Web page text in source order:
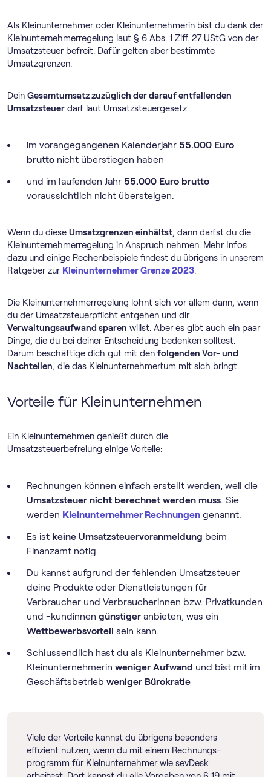
Als Kleinunternehmer oder Kleinunternehmerin bist du dank der
Klein­unternehmer­regelung laut § 6 Abs. 1 Ziff. 27 UStG von der
Umsatzsteuer befreit. Dafür gelten aber bestimmte
Umsatzgrenzen.
Dein Gesamtumsatz zuzüglich der darauf entfallenden
Umsatzsteuer darf laut Umsatzsteuergesetz
im vorangegangenen Kalenderjahr 55.000 Euro
brutto nicht überstiegen haben
und im laufenden Jahr 55.000 Euro brutto
voraussichtlich nicht übersteigen.
Wenn du diese Umsatzgrenzen einhältst, dann darfst du die
Klein­unternehmer­regelung in Anspruch nehmen. Mehr Infos
dazu und einige Rechenbeispiele findest du übrigens in unserem
Ratgeber zur Kleinunternehmer Grenze 2023.
Die Klein­unternehmer­regelung lohnt sich vor allem dann, wenn
du der Umsatzsteuerpflicht entgehen und dir
Verwaltungsaufwand sparen willst. Aber es gibt auch ein paar
Dinge, die du bei deiner Entscheidung bedenken solltest.
Darum beschäftige dich gut mit den folgenden Vor- und
Nachteilen, die das Kleinunternehmertum mit sich bringt.
Vorteile für Kleinunternehmen
Ein Kleinunternehmen genießt durch die
Umsatzsteuerbefreiung einige Vorteile:
Rechnungen können einfach erstellt werden, weil die
Umsatzsteuer nicht berechnet werden muss. Sie
werden Kleinunternehmer Rechnungen genannt.
Es ist keine Umsatz­steuer­voranmeldung beim
Finanzamt nötig.
Du kannst aufgrund der fehlenden Umsatzsteuer
deine Produkte oder Dienstleistungen für
Verbraucher und Verbraucherinnen bzw. Privatkunden
und -kundinnen günstiger anbieten, was ein
Wettbewerbsvorteil sein kann.
Schlussendlich hast du als Kleinunternehmer bzw.
Kleinunternehmerin weniger Aufwand und bist mit im
Geschäftsbetrieb weniger Bürokratie
Viele der Vorteile kannst du übrigens besonders
effizient nutzen, wenn du mit einem Rechnungs­
programm für Kleinunternehmer wie sevDesk